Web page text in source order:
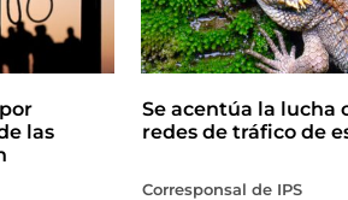
las
Se acentúa la lucha
redes de tráfico de
Corresponsal de IPS